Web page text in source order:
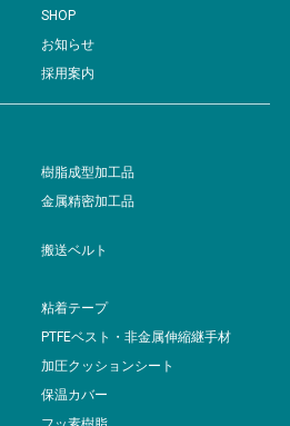
SHOP
お知らせ
採用案内
樹脂成型加工品
金属精密加工品
搬送ベルト
粘着テープ
PTFEベスト・非金属伸縮継手材
加圧クッションシート
保温カバー